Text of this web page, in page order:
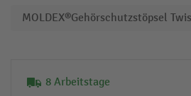
8 Arbeitstage